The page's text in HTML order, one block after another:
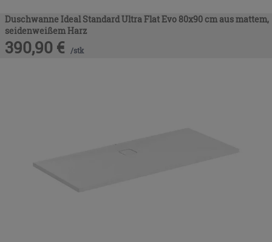
Duschwanne Ideal Standard Ultra Flat Evo 80x90 cm aus mattem,
seidenweißem Harz
390,90 € /stk